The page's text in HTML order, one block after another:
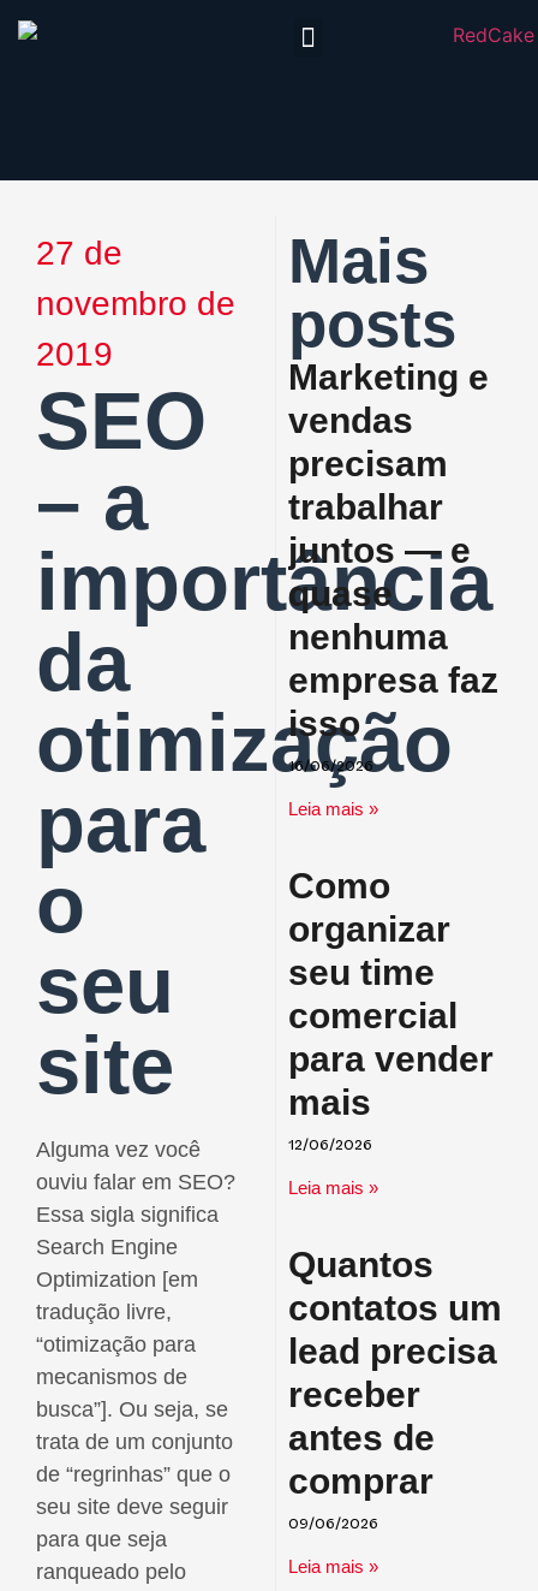
27 de
novembro de
2019
SEO
– a
importância
da
otimização
para
o
seu
site
Alguma vez você
ouviu falar em SEO?
Essa sigla significa
Search Engine
Optimization [em
tradução livre,
“otimização para
mecanismos de
busca”]. Ou seja, se
trata de um conjunto
de “regrinhas” que o
seu site deve seguir
para que seja
ranqueado pelo
Mais
posts
Marketing e
vendas
precisam
trabalhar
juntos — e
quase
nenhuma
empresa faz
isso
16/06/2026
Leia mais »
Como
organizar
seu time
comercial
para vender
mais
12/06/2026
Leia mais »
Quantos
contatos um
lead precisa
receber
antes de
comprar
09/06/2026
Leia mais »